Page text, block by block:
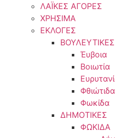
ΛΑΪΚΕΣ ΑΓΟΡΕΣ
ΧΡΗΣΙΜΑ
ΕΚΛΟΓΕΣ
ΒΟΥΛΕΥΤΙΚΕΣ
Έυβοια
Βοιωτία
Φθιώτιδα
Φωκίδα
ΔΗΜΟΤΙΚΕΣ
ΦΩΚΙΔΑ